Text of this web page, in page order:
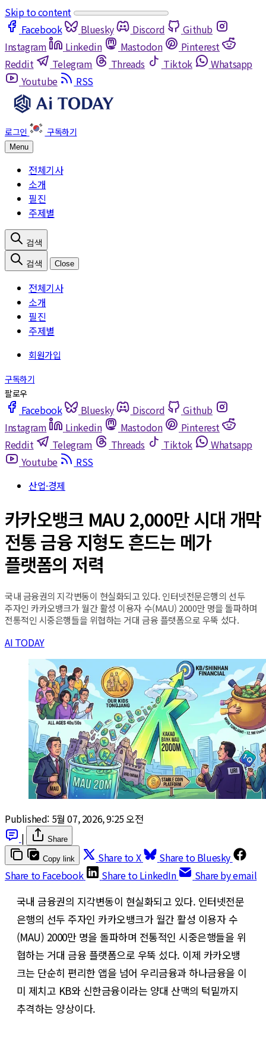
Skip to content
Facebook
Bluesky Discord
Github
Instagram
Linkedin Mastodon
Pinterest
Reddit
Telegram Threads Tiktok
Whatsapp
Youtube
RSS
Menu
전체기사
소개
필진
주제별
Close
전체기사
소개
필진
주제별
Facebook Bluesky Discord
Github
Instagram
Linkedin Mastodon
Pinterest
Reddit
Telegram Threads Tiktok
Whatsapp
Youtube
RSS
산업·경제
카카오뱅크 MAU 2,000만 시대 개막
전통 금융 지형도 흔드는 메가
플랫폼의 저력
국내 금융권의 지각변동이 현실화되고 있다. 인터넷전문은행의 선두
주자인 카카오뱅크가 월간 활성 이용자 수(MAU) 2000만 명을 돌파하며
전통적인 시중은행들을 위협하는 거대 금융 플랫폼으로 우뚝 섰다.
AI TODAY
Published: 5월 07, 2026, 9:25 오전
|
Share
Copy link Share to X
Share to Bluesky
Share to Facebook
Share to LinkedIn Share by email
국내 금융권의 지각변동이 현실화되고 있다. 인터넷전문
은행의 선두 주자인 카카오뱅크가 월간 활성 이용자 수
(MAU) 2000만 명을 돌파하며 전통적인 시중은행들을 위
협하는 거대 금융 플랫폼으로 우뚝 섰다. 이제 카카오뱅
크는 단순히 편리한 앱을 넘어 우리금융과 하나금융을 이
미 제치고 KB와 신한금융이라는 양대 산맥의 턱밑까지
추격하는 양상이다.